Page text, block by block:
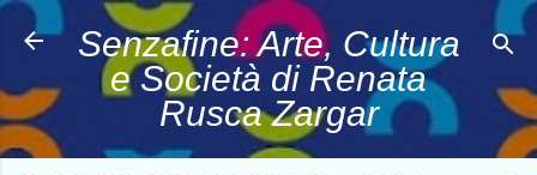
Passa ai contenuti principali
Senzafine: Arte, Cultura
e Società di Renata
Rusca Zargar